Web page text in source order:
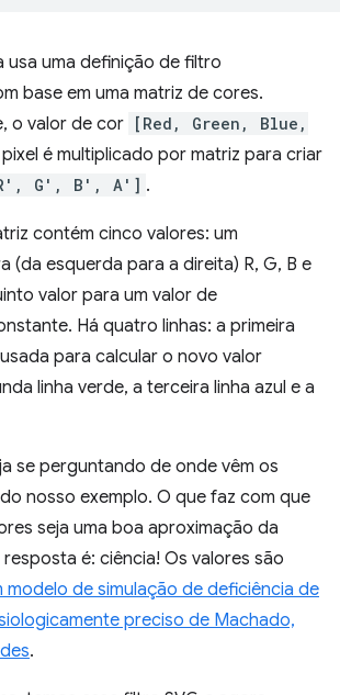
usa uma definição de filtro
base em uma matriz de cores.
o valor de cor
[Red, Green, Blue,
é multiplicado por matriz para criar
G′, B′, A′] .
contém cinco valores: um
(da esquerda para a direita) R, G, B e
valor para um valor de
Há quatro linhas: a primeira
para calcular o novo valor
linha verde, a terceira linha azul e a
se perguntando de onde vêm os
nosso exemplo. O que faz com que
seja uma boa aproximação da
é: ciência! Os valores são
modelo de simulação de deficiência de
preciso de Machado,
.